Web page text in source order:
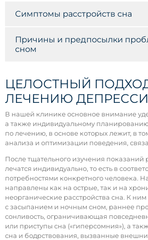
Симптомы расстройств сна
Причины и предпосылки
сном
ЦЕЛОСТНЫЙ
ЛЕЧЕНИЮ
В нашей клинике основное внимание
а также индивидуальному
по лечению, в основе которых лежит, в
анализа и оптимизации поведения,
После тщательного изучения показаний
лечатся индивидуально, то есть в
потребностями конкретного человека.
направлены как на острые, так и на
неорганические расстройства сна. К
с засыпанием и ночным сном, раннее
сонливость, ограничивающая
или приступы сна («гиперсомния»), а
сна и бодрствования, вызванные